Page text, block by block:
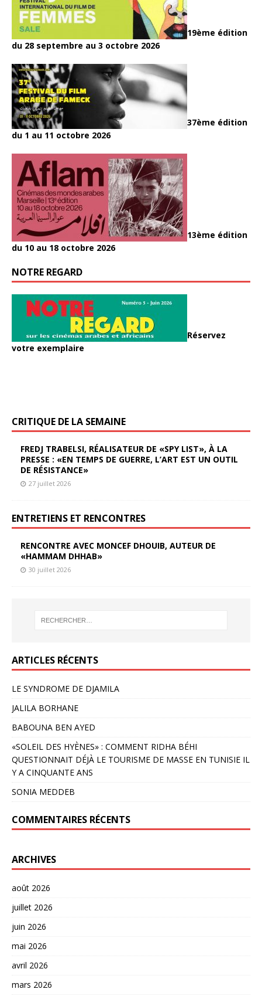
19ème édition
du 28 septembre au 3 octobre 2026
37ème édition
du 1 au 11 octobre 2026
13ème édition
du 10 au 18 octobre 2026
NOTRE REGARD
Réservez
votre exemplaire
CRITIQUE DE LA SEMAINE
FREDJ TRABELSI, RÉALISATEUR DE «SPY LIST», À LA
PRESSE : «EN TEMPS DE GUERRE, L’ART EST UN OUTIL
DE RÉSISTANCE»
27 juillet 2026
ENTRETIENS ET RENCONTRES
RENCONTRE AVEC MONCEF DHOUIB, AUTEUR DE
«HAMMAM DHHAB»
30 juillet 2026
ARTICLES RÉCENTS
LE SYNDROME DE DJAMILA
JALILA BORHANE
BABOUNA BEN AYED
«SOLEIL DES HYÈNES» : COMMENT RIDHA BÉHI
QUESTIONNAIT DÉJÀ LE TOURISME DE MASSE EN TUNISIE IL
Y A CINQUANTE ANS
SONIA MEDDEB
COMMENTAIRES RÉCENTS
ARCHIVES
août 2026
juillet 2026
juin 2026
mai 2026
avril 2026
mars 2026